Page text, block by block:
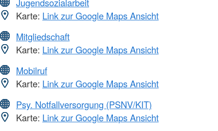
Karte: Link zur Google Maps Ansicht
Mitgliedschaft
Karte: Link zur Google Maps Ansicht
Mobilruf
Karte: Link zur Google Maps Ansicht
Psy. Notfallversorgung (PSNV/KIT)
Karte: Link zur Google Maps Ansicht